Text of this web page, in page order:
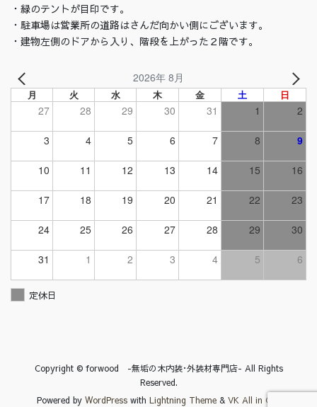
・緑のテントが目印です。
・駐車場は営業所の道路はさんだ向かい側にございます。
・建物左側のドアから入り、階段を上がった２階です。
2026年 8月
月 火 水 木 金 土 日
27 28 29 30 31 1 2
3 4 5 6 7 8 9
10 11 12 13 14 15 16
17 18 19 20 21 22 23
24 25 26 27 28 29 30
31 1 2 3 4 5 6
定休日
Copyright © forwood -無垢の木内装･外装材専門店- All Rights
Reserved.
Powered by WordPresswith Lightning Theme& VK All in One